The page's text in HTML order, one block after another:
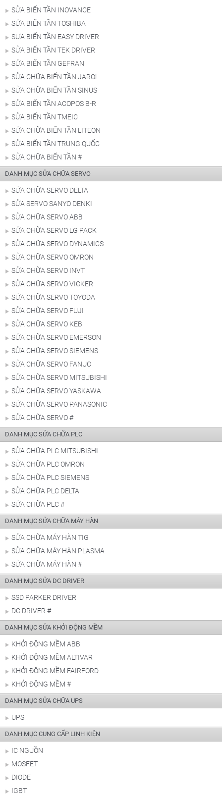
SỬA BIẾN TẦN INOVANCE
SỬA BIẾN TẦN TOSHIBA
SƯA BIẾN TẦN EASY DRIVER
SỬA BIẾN TẦN TEK DRIVER
SỬA BIẾN TẦN GEFRAN
SỬA CHỮA BIẾN TẦN JAROL
SỬA CHỮA BIẾN TẦN SINUS
SỬA BIẾN TẦN ACOPOS B-R
SỬA BIẾN TẦN TMEIC
SỬA CHỮA BIẾN TẦN LITEON
SỬA BIẾN TẦN TRUNG QUỐC
SỬA CHỮA BIẾN TẦN #
DANH MỤC SỬA CHỮA SERVO
SỬA CHỮA SERVO DELTA
SỬA SERVO SANYO DENKI
SỬA CHỮA SERVO ABB
SỬA CHỮA SERVO LG PACK
SỬA CHỮA SERVO DYNAMICS
SỬA CHỮA SERVO OMRON
SỬA CHỮA SERVO INVT
SỬA CHỮA SERVO VICKER
SỬA CHỮA SERVO TOYODA
SỬA CHỮA SERVO FUJI
SỬA CHỮA SERVO KEB
SỬA CHỮA SERVO EMERSON
SỬA CHỮA SERVO SIEMENS
SỬA CHỮA SERVO FANUC
SỬA CHỮA SERVO MITSUBISHI
SỬA CHỮA SERVO YASKAWA
SỬA CHỮA SERVO PANASONIC
SỬA CHỮA SERVO #
DANH MỤC SỬA CHỮA PLC
SỬA CHỮA PLC MITSUBISHI
SỬA CHỮA PLC OMRON
SỬA CHỮA PLC SIEMENS
SỬA CHỮA PLC DELTA
SỬA CHỮA PLC #
DANH MỤC SỬA CHỮA MÁY HÀN
SỬA CHỮA MÁY HÀN TIG
SỬA CHỮA MÁY HÀN PLASMA
SỬA CHỮA MÁY HÀN #
DANH MỤC SỬA DC DRIVER
SSD PARKER DRIVER
DC DRIVER #
DANH MỤC SỬA KHỞI ĐỘNG MỀM
KHỞI ĐỘNG MỀM ABB
KHỞI ĐỘNG MỀM ALTIVAR
KHỞI ĐỘNG MỀM FAIRFORD
KHỞI ĐỘNG MỀM #
DANH MỤC SỬA CHỮA UPS
UPS
DANH MỤC CUNG CẤP LINH KIỆN
IC NGUỒN
MOSFET
DIODE
IGBT